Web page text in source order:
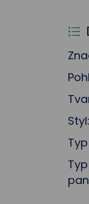
Styl:
Typ